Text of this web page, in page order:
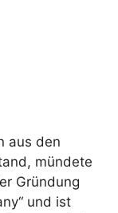
aus den
mündete
Gründung
und ist